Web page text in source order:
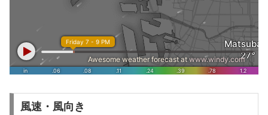
風速・風向き